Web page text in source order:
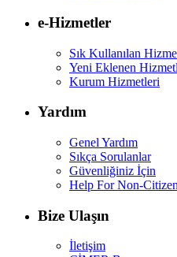
e-Hizmetler
Sık Kullanılan
Yeni Eklenen
Kurum Hizmetleri
Yardım
Genel Yardım
Sıkça Sorulanlar
Güvenliğiniz İçin
Help For Non-
Bize Ulaşın
İletişim